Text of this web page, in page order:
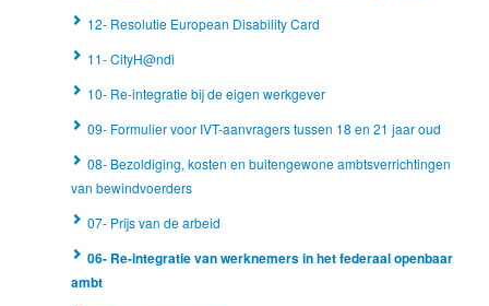
12- Resolutie European Disability Card
11- CityH@ndi
10- Re-integratie bij de eigen werkgever
09- Formulier voor IVT-aanvragers tussen 18 en 21 jaar oud
08- Bezoldiging, kosten en buitengewone ambtsverrichtingen
van bewindvoerders
07- Prijs van de arbeid
06- Re-integratie van werknemers in het federaal openbaar
ambt